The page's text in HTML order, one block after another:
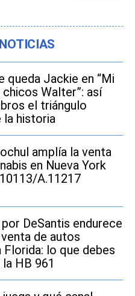
queda Jackie en “Mi
Walter”: así
el triángulo
la historia
amplía la venta
en Nueva York
A.11217
DeSantis endurece
de autos
Florida: lo que debes
HB 961